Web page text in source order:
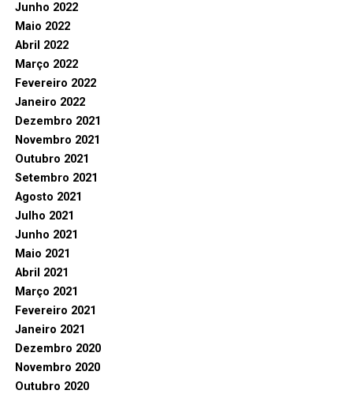
Junho 2022
Maio 2022
Abril 2022
Março 2022
Fevereiro 2022
Janeiro 2022
Dezembro 2021
Novembro 2021
Outubro 2021
Setembro 2021
Agosto 2021
Julho 2021
Junho 2021
Maio 2021
Abril 2021
Março 2021
Fevereiro 2021
Janeiro 2021
Dezembro 2020
Novembro 2020
Outubro 2020